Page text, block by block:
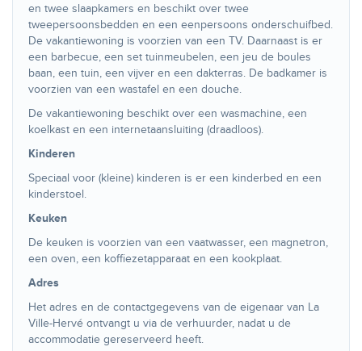
en twee slaapkamers en beschikt over twee
tweepersoonsbedden en een eenpersoons onderschuifbed.
De vakantiewoning is voorzien van een TV. Daarnaast is er
een barbecue, een set tuinmeubelen, een jeu de boules
baan, een tuin, een vijver en een dakterras. De badkamer is
voorzien van een wastafel en een douche.
De vakantiewoning beschikt over een wasmachine, een
koelkast en een internetaansluiting (draadloos).
Kinderen
Speciaal voor (kleine) kinderen is er een kinderbed en een
kinderstoel.
Keuken
De keuken is voorzien van een vaatwasser, een magnetron,
een oven, een koffiezetapparaat en een kookplaat.
Adres
Het adres en de contactgegevens van de eigenaar van La
Ville-Hervé ontvangt u via de verhuurder, nadat u de
accommodatie gereserveerd heeft.